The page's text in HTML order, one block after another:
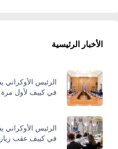
الأخبار الرئيسية
الرئيس الأوكراني
في كييف لأول مرة
الرئيس الأوكراني
في كييف عقب